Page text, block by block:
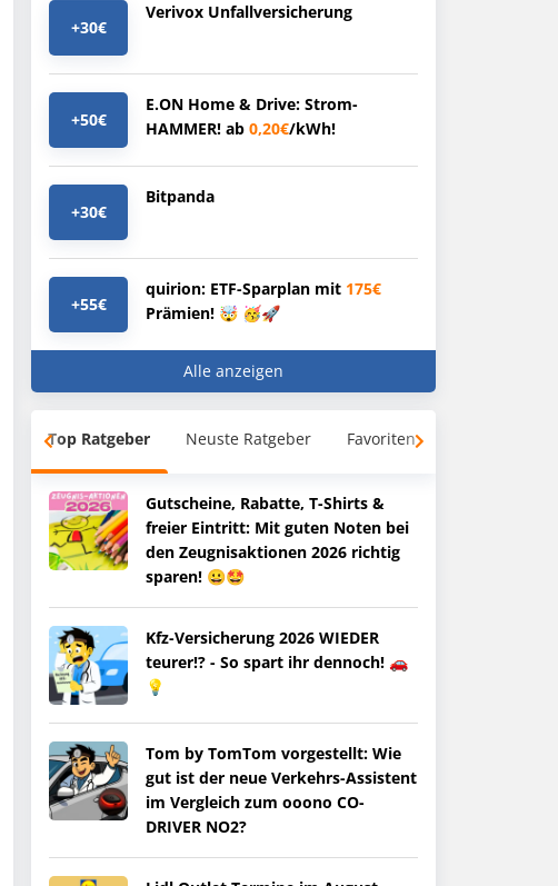
+30€
Verivox Unfallversicherung
+50€
E.ON Home & Drive: Strom-
HAMMER! ab 0,20€/kWh!
+30€
Bitpanda
+55€
quirion: ETF-Sparplan mit 175€
Prämien! 🤯 🥳🚀
Alle anzeigen
Top Ratgeber Neuste Ratgeber Favoriten
Gutscheine, Rabatte, T-Shirts &
freier Eintritt: Mit guten Noten bei
den Zeugnisaktionen 2026 richtig
sparen! 😀🤩
Kfz-Versicherung 2026 WIEDER
teurer!? - So spart ihr dennoch! 🚗
💡
Tom by TomTom vorgestellt: Wie
gut ist der neue Verkehrs-Assistent
im Vergleich zum ooono CO-
DRIVER NO2?